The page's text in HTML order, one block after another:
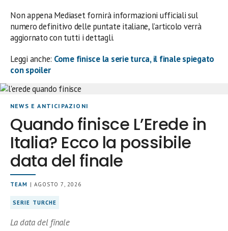
Non appena Mediaset fornirà informazioni ufficiali sul
numero definitivo delle puntate italiane, l’articolo verrà
aggiornato con tutti i dettagli.
Leggi anche: Come finisce la serie turca, il finale spiegato
con spoiler
NEWS E ANTICIPAZIONI
Quando finisce L’Erede in
Italia? Ecco la possibile
data del finale
TEAM | AGOSTO 7, 2026
SERIE TURCHE
La data del finale